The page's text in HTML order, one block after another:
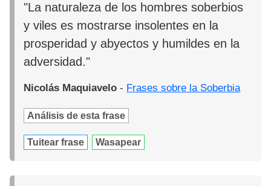
"La naturaleza de los hombres soberbios
y viles es mostrarse insolentes en la
prosperidad y abyectos y humildes en la
adversidad."
Nicolás Maquiavelo - Frases sobre la Soberbia
Análisis de esta frase
Tuitear frase Wasapear